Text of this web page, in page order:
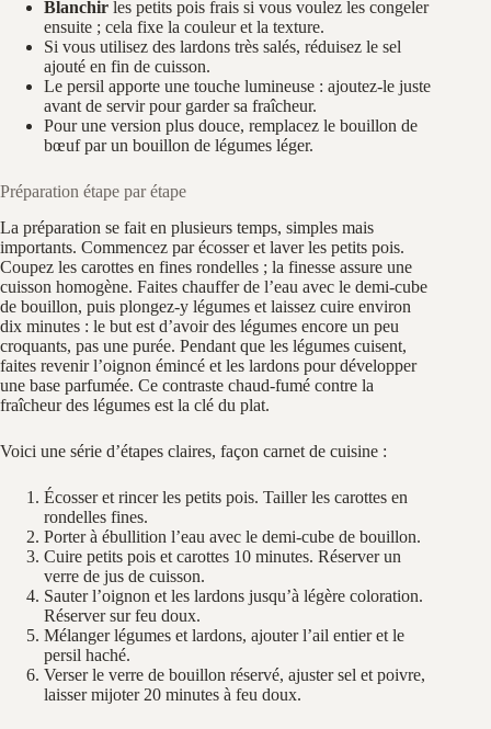
Blanchir les petits pois frais si vous voulez les congeler
ensuite ; cela fixe la couleur et la texture.
Si vous utilisez des lardons très salés, réduisez le sel
ajouté en fin de cuisson.
Le persil apporte une touche lumineuse : ajoutez-le juste
avant de servir pour garder sa fraîcheur.
Pour une version plus douce, remplacez le bouillon de
bœuf par un bouillon de légumes léger.
Préparation étape par étape
La préparation se fait en plusieurs temps, simples mais
importants. Commencez par écosser et laver les petits pois.
Coupez les carottes en fines rondelles ; la finesse assure une
cuisson homogène. Faites chauffer de l’eau avec le demi-cube
de bouillon, puis plongez-y légumes et laissez cuire environ
dix minutes : le but est d’avoir des légumes encore un peu
croquants, pas une purée. Pendant que les légumes cuisent,
faites revenir l’oignon émincé et les lardons pour développer
une base parfumée. Ce contraste chaud-fumé contre la
fraîcheur des légumes est la clé du plat.
Voici une série d’étapes claires, façon carnet de cuisine :
Écosser et rincer les petits pois. Tailler les carottes en
rondelles fines.
Porter à ébullition l’eau avec le demi-cube de bouillon.
Cuire petits pois et carottes 10 minutes. Réserver un
verre de jus de cuisson.
Sauter l’oignon et les lardons jusqu’à légère coloration.
Réserver sur feu doux.
Mélanger légumes et lardons, ajouter l’ail entier et le
persil haché.
Verser le verre de bouillon réservé, ajuster sel et poivre,
laisser mijoter 20 minutes à feu doux.